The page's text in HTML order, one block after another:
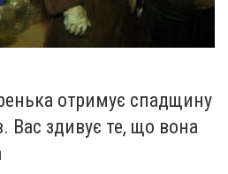
отримує спадщину
Вас здивує те, що вона